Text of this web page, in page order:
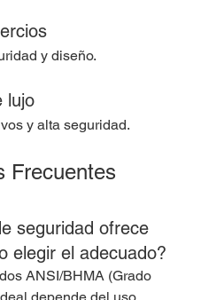
y diseño.
lujo
y alta seguridad.
Frecuentes
seguridad ofrece
elegir el adecuado?
ANSI/BHMA (Grado
depende del uso.